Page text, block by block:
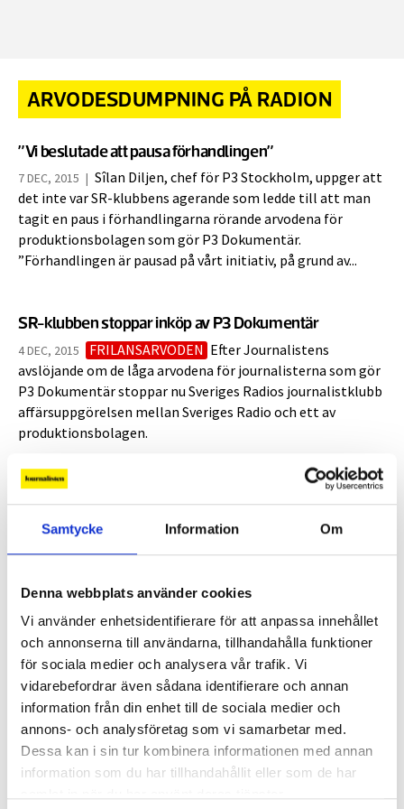
Samtycke Information Om
Denna webbplats använder cookies
Vi använder enhetsidentifierare för att anpassa innehållet
och annonserna till användarna, tillhandahålla funktioner
för sociala medier och analysera vår trafik. Vi
vidarebefordrar även sådana identifierare och annan
information från din enhet till de sociala medier och
annons- och analysföretag som vi samarbetar med.
Dessa kan i sin tur kombinera informationen med annan
information som du har tillhandahållit eller som de har
ARVODESDUMPNING PÅ RADION
”Vi beslutade att pausa förhandlingen”
7 DEC, 2015 | Sîlan Diljen, chef för P3 Stockholm, uppger att
det inte var SR-klubbens agerande som ledde till att man
tagit en paus i förhandlingarna rörande arvodena för
produktionsbolagen som gör P3 Dokumentär.
”Förhandlingen är pausad på vårt initiativ, på grund av...
SR-klubben stoppar inköp av P3 Dokumentär
4 DEC, 2015 FRILANSARVODEN Efter Journalistens
avslöjande om de låga arvodena för journalisterna som gör
P3 Dokumentär stoppar nu Sveriges Radios journalistklubb
affärsuppgörelsen mellan Sveriges Radio och ett av
produktionsbolagen.
“Fruktansvärt dåligt betalt på P1 Dokumentär”
2 DEC, 2015
Frilansarna som gör P1 Dokumentär i Sveriges
Radio blev inspirerade av kollegernas lyckade arbete för att
en liknande aktion. Men de nådde inte lika långt.
P3-chefen: “Det är inte okej”
2 DEC, 2015 | Sîlan Diljen, chef för P3 Stockholm, säger att
hon vet att det funnits diskussioner om arvodesnivåerna
för frilansjournalisterna som gör P3 Dokumentär.
P3 Dokumentär görs av lågavlönade
2 DEC, 2015 | Sveriges Radio P3 har dumpat arvodena för